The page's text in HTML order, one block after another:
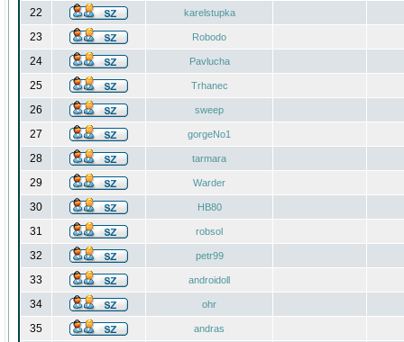
22 karelstupka
23 Robodo
24 Pavlucha
25 Trhanec
26 sweep
27 gorgeNo1
28 tarmara
29 Warder
30 HB80
31 robsol
32 petr99
33 androidoll
34 ohr
35 andras